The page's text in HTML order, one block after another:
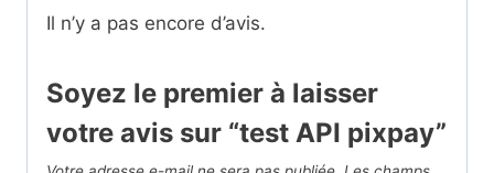
Il n’y a pas encore d’avis.
Soyez le premier à laisser
votre avis sur “test API pixpay”